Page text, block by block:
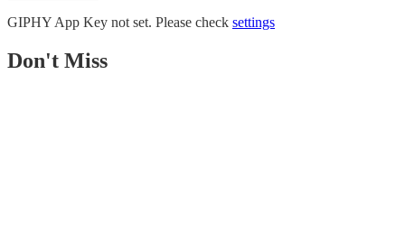
GIPHY App Key not set. Please check settings
Don't Miss